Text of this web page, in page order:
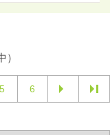
5 6